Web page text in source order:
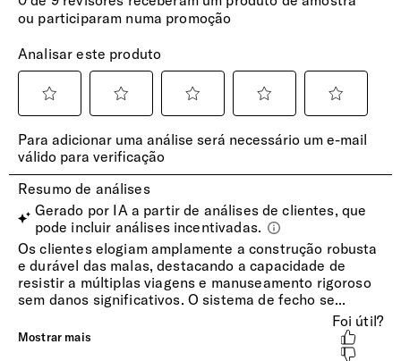
Pega Extensível
Pega extensível com botão para ajustar confortavelmente à
sua altura.
Fechadura
Fecho de combinação de 3 dígitos com TSA. Graças a uma
chave que a Autoridade de Segurança de Transportes (TSA)
possui, permite às autoridades controlar a bagagem sem
danificá-la.
Rodas
4 Rodas duplas com rotação 360º para deslizar suave e
silencioso.